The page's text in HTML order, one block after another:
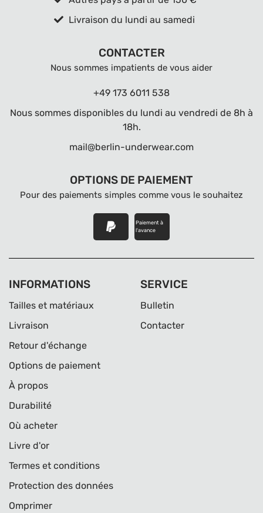
Livraison du lundi au samedi
CONTACTER
Nous sommes impatients de vous aider
+49 173 6011 538
Nous sommes disponibles du lundi au vendredi de 8h à
18h.
mail@berlin-underwear.com
OPTIONS DE PAIEMENT
Pour des paiements simples comme vous le souhaitez
Paiement à
l'avance
INFORMATIONS
Tailles et matériaux
Livraison
Retour d'échange
Options de paiement
À propos
Durabilité
Où acheter
Livre d'or
Termes et conditions
Protection des données
Omprimer
SERVICE
Bulletin
Contacter